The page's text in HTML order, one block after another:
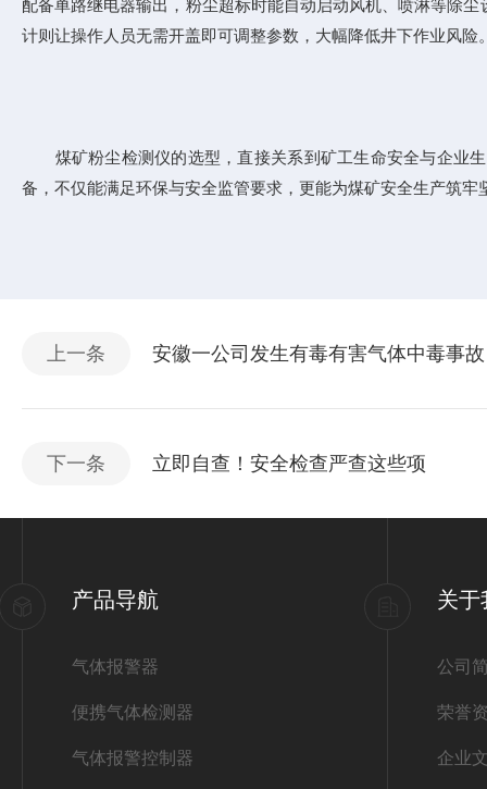
配备单路继电器输出，粉尘超标时能自动启动风机、喷淋等除
计则让操作人员无需开盖即可调整参数，大幅降低井下作业风险
煤矿粉尘检测仪的选型，直接关系到矿工生命安全与企业生
备，不仅能满足环保与安全监管要求，更能为煤矿安全生产筑
上一条 安徽一公司发生有毒有害气体中毒事故
下一条 立即自查！安全检查严查这些项
产品导航
气体报警器
便携气体检测器
气体报警控制器
关于
公司
荣誉
企业